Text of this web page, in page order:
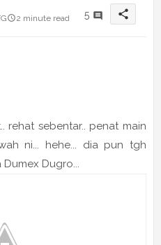
2 minute read 5 share
rehat sebentar.. penat main
ni... hehe... dia pun tgh
Dugro...